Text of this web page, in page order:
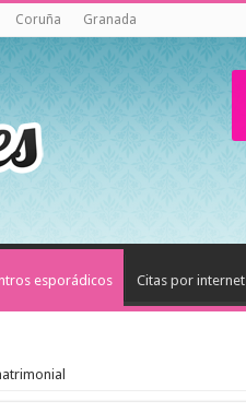
Coruña Granada
esporádicos Citas por internet